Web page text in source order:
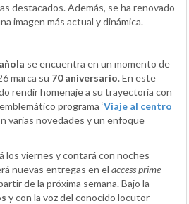
destacados. Además, se ha renovado
imagen más actual y dinámica.
se encuentra en un momento de
marca su 70 aniversario. En este
rendir homenaje a su trayectoria con
programa ‘Viaje al centro
varias novedades y un enfoque
los viernes y contará con noches
nuevas entregas en el access prime
de la próxima semana. Bajo la
y con la voz del conocido locutor